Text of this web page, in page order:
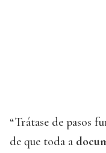
“Trátase de pasos
de que toda a